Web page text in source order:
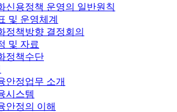
신용정책 운영의 일반원칙
및 운영체계
정책방향 결정회의
및 자료
정책수단
안정업무 소개
시스템
안정의 이해